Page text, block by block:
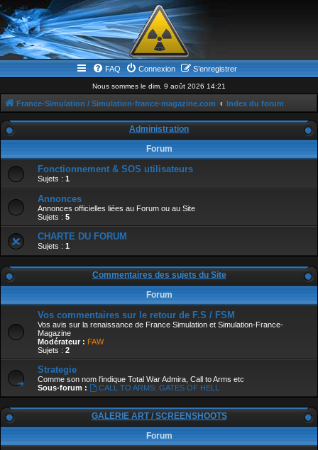
FAQ Connexion S’enregistrer
Nous sommes le dim. 9 août 2026 14:21
France-Simulation / Simulation-france-magazine.com Index du forum
Administration
Forum
Fonctionnement & SOS utilisateurs
Sujets : 1
Annonces
Annonces officielles liées au Forum ou au Site
Sujets : 5
CHARTE DU FORUM
Sujets : 1
Commentaires des sujets du Site
Forum
Vos commentaires sur le retour de F.S / FSM
Vos avis sur la renaissance de France Simulation et Simulation-France-
Magazine
Modérateur : FAW
Sujets : 2
Strategie
Comme son nom l'indique Total War Admira, Call to Arms etc
Sous-forum :
CALL TO ARMS: GATES OF HELL
GALERIE ART / SCREENSHOOTS
Forum